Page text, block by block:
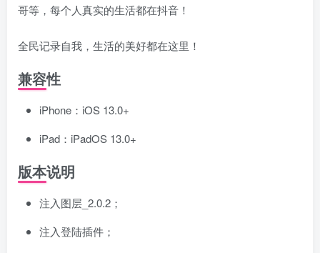
哥等，每个人真实的生活都在抖音！
全民记录自我，生活的美好都在这里！
兼容性
iPhone：iOS 13.0+
iPad：iPadOS 13.0+
版本说明
注入图层_2.0.2；
注入登陆插件；